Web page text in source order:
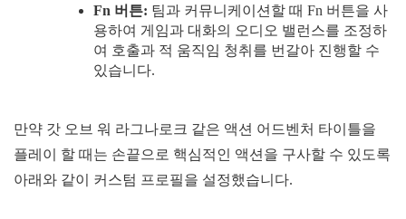
Fn 버튼: 팀과 커뮤니케이션할 때 Fn 버튼을 사
용하여 게임과 대화의 오디오 밸런스를 조정하
여 호출과 적 움직임 청취를 번갈아 진행할 수
있습니다.
만약 갓 오브 워 라그나로크 같은 액션 어드벤처 타이틀을
플레이 할 때는 손끝으로 핵심적인 액션을 구사할 수 있도록
아래와 같이 커스텀 프로필을 설정했습니다.